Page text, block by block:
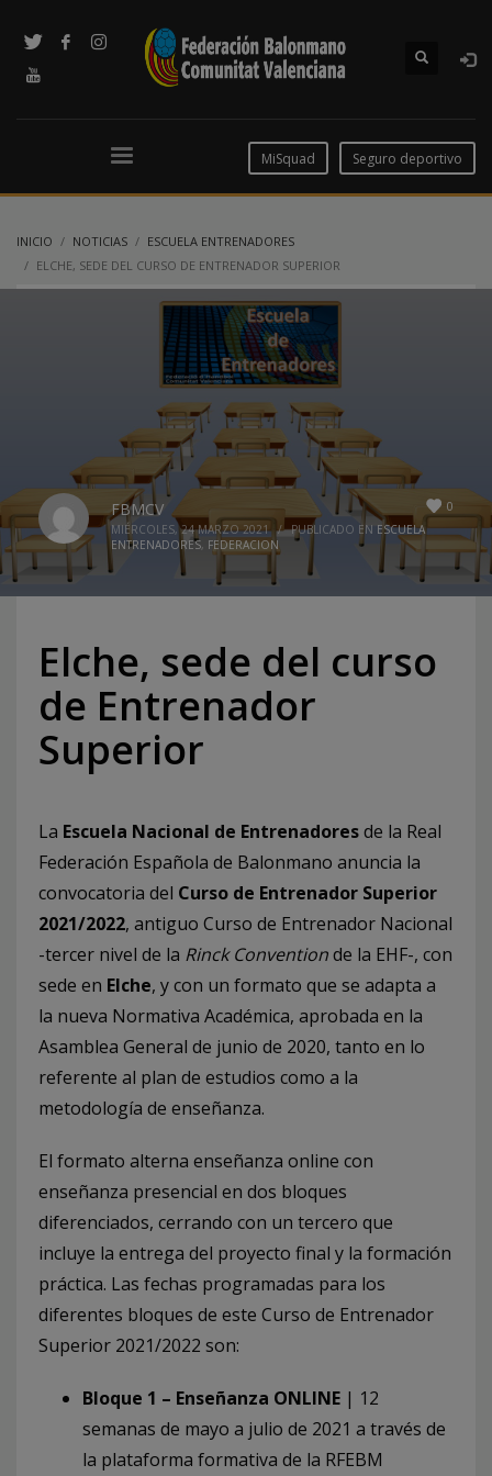
MiSquad Seguro deportivo
INICIO NOTICIAS
ESCUELA ENTRENADORES
ELCHE, SEDE DEL CURSO DE ENTRENADOR SUPERIOR
0
FBMCV
MIÉRCOLES, 24 MARZO 2021 / PUBLICADO EN ESCUELA
ENTRENADORES, FEDERACION
Elche, sede del curso
de Entrenador
Superior
La Escuela Nacional de Entrenadoresde la Real
Federación Española de Balonmano anuncia la
convocatoria del Curso de Entrenador Superior
2021/2022, antiguo Curso de Entrenador Nacional
-tercer nivel de la Rinck Conventionde la EHF-, con
sede en Elche, y con un formato que se adapta a
la nueva Normativa Académica, aprobada en la
Asamblea General de junio de 2020, tanto en lo
referente al plan de estudios como a la
metodología de enseñanza.
El formato alterna enseñanza online con
enseñanza presencial en dos bloques
diferenciados, cerrando con un tercero que
incluye la entrega del proyecto final y la formación
práctica. Las fechas programadas para los
diferentes bloques de este Curso de Entrenador
Superior 2021/2022 son:
Bloque 1 – Enseñanza ONLINE | 12
semanas de mayo a julio de 2021 a través de
la plataforma formativa de la RFEBM